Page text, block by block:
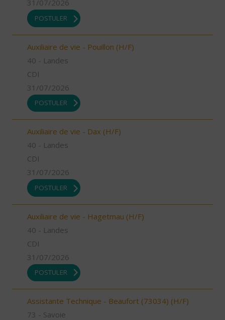
31/07/2026
POSTULER
Auxiliaire de vie - Pouillon (H/F)
40 - Landes
CDI
31/07/2026
POSTULER
Auxiliaire de vie - Dax (H/F)
40 - Landes
CDI
31/07/2026
POSTULER
Auxiliaire de vie - Hagetmau (H/F)
40 - Landes
CDI
31/07/2026
POSTULER
Assistante Technique - Beaufort (73034) (H/F)
73 - Savoie